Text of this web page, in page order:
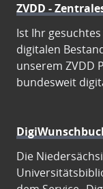
ZVDD -
Ist Ihr
digitalen
unserem ZVDD
bundesweit
Die